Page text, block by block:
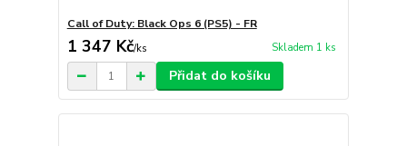
Call of Duty: Black Ops 6 (PS5) - FR
1 347 Kč/ks Skladem 1 ks
Přidat do košíku